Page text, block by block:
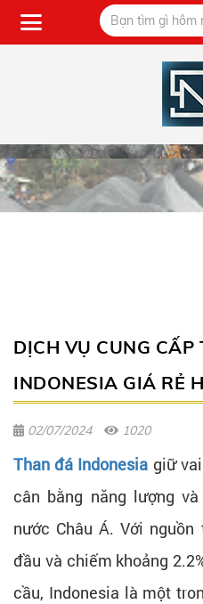
DỊCH VỤ CUNG
INDONESIA GIÁ RẺ
02/07/2024 1020
Than đá Indonesia giữ
cân bằng năng lượng
nước Châu Á. Với
đầu và chiếm khoảng
cầu, Indonesia là một